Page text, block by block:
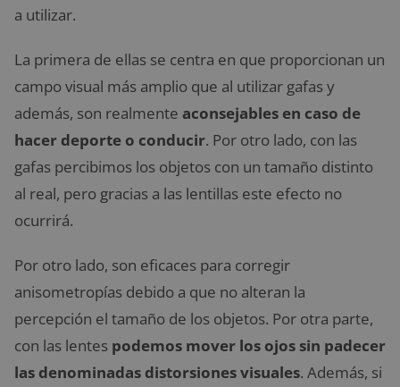
a utilizar.
La primera de ellas se centra en que proporcionan un
campo visual más amplio que al utilizar gafas y
además, son realmente aconsejables en caso de
hacer deporte o conducir. Por otro lado, con las
gafas percibimos los objetos con un tamaño distinto
al real, pero gracias a las lentillas este efecto no
ocurrirá.
Por otro lado, son eficaces para corregir
anisometropías debido a que no alteran la
percepción el tamaño de los objetos. Por otra parte,
con las lentes podemos mover los ojos sin padecer
las denominadas distorsiones visuales. Además, si